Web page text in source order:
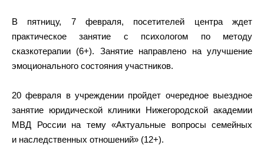
В пятницу, 7 февраля, посетителей центра ждет
практическое занятие с психологом по методу
сказкотерапии (6+). Занятие направлено на улучшение
эмоционального состояния участников.
20 февраля в учреждении пройдет очередное выездное
занятие юридической клиники Нижегородской академии
МВД России на тему «Актуальные вопросы семейных
и наследственных отношений» (12+).